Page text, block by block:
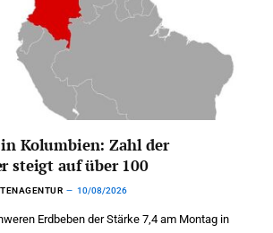
in Kolumbien: Zahl der
steigt auf über 100
10/08/2026
Erdbeben der Stärke 7,4 am Montag in